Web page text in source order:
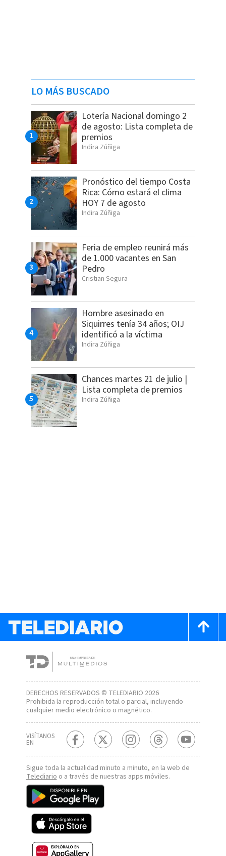
LO MÁS BUSCADO
Lotería Nacional domingo 2
de agosto: Lista completa de
premios
Indira Zúñiga
Pronóstico del tiempo Costa
Rica: Cómo estará el clima
HOY 7 de agosto
Indira Zúñiga
Feria de empleo reunirá más
de 1.000 vacantes en San
Pedro
Cristian Segura
Hombre asesinado en
Siquirres tenía 34 años; OIJ
identificó a la víctima
Indira Zúñiga
Chances martes 21 de julio |
Lista completa de premios
Indira Zúñiga
DERECHOS RESERVADOS © TELEDIARIO 2026
Prohibida la reproducción total o parcial, incluyendo
cualquier medio electrónico o magnético.
VISÍTANOS
EN
Sigue toda la actualidad minuto a minuto, en la web de
Telediarioo a través de nuestras apps móviles.